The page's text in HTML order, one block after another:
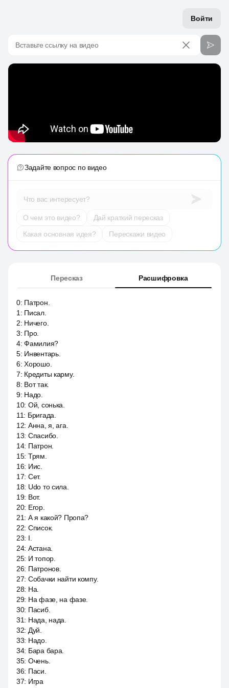
Войти
Вставьте ссылку на видео
Задайте вопрос по видео
Что вас интересует?
О чем это видео?
Дай краткий пересказ
Какая основная идея?
Перескажи видео
Пересказ Расшифровка
0: Патрон.
1 : Писал.
2: Ничего.
3: Про.
4:Фамилия?
5: Инвентарь.
6:Хорошо.
7: Кредиты карму.
8: Вот так.
9: Надо.
10: Ой, сонька.
11: Бригада.
12: Анна, я, ага.
13: Спасибо.
14: Патрон.
15: Трям.
16: Иис.
17: Сет.
18: Udo то сила.
19: Вот.
20: Егор.
21: А я какой? Пропа?
22: Список.
23: I.
24: Астана.
25: И топор.
26: Патронов.
27: Собачки найти компу.
28: На.
29: На фазе, на фазе.
30: Пасиб.
31: Нада, нада.
32: Дуй.
33: Надо.
34: Бара бара.
35: Очень.
36: Паси.
37: Игра